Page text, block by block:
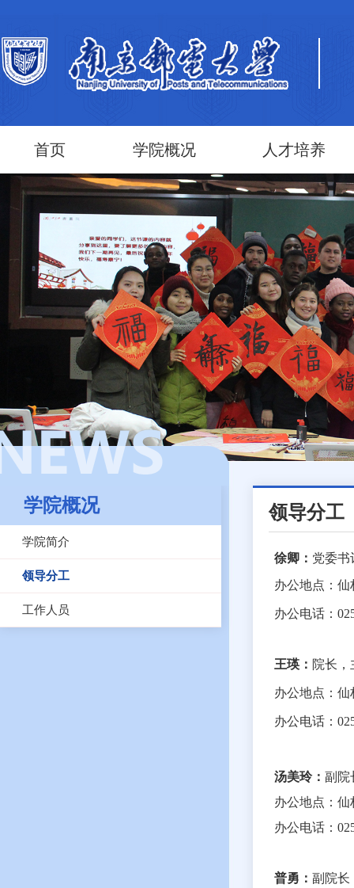
首页 学院概况 人才培养
学院概况
学院简介
领导分工
工作人员
领导分工
徐卿 ： 党委书
办公地点：仙
办公电话：
王瑛 ： 院长
办公地点：仙
办公电话：
汤美玲： 副院
办公地点：仙
办公电话：
普勇： 副院长